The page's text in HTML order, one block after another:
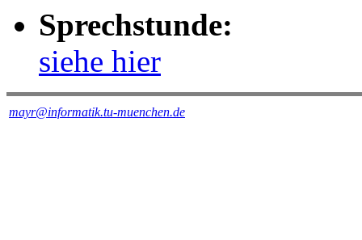
Sprechstunde:
siehe hier
mayr@informatik.tu-muenchen.de